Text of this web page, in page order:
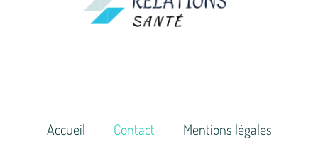
Accueil Contact Mentions légales